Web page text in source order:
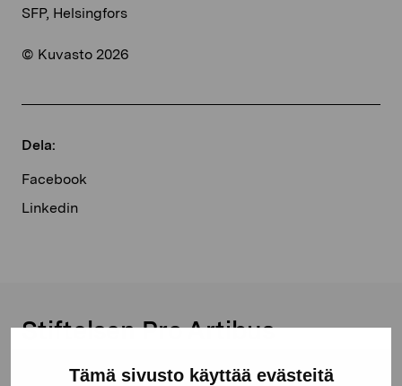
Tämä sivusto käyttää evästeitä
SFP, Helsingfors
© Kuvasto 2026
Dela:
Facebook
Linkedin
Stiftelsen Pro Artibus